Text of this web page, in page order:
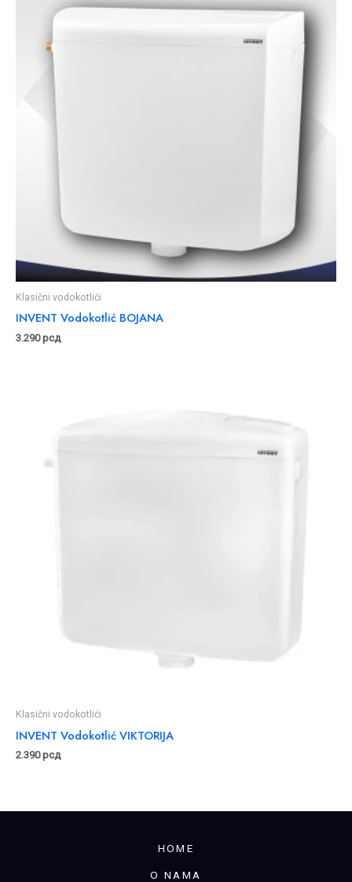
Klasični vodokotlići
INVENT Vodokotlić BOJANA
3.290рсд
Klasični vodokotlići
INVENT Vodokotlić VIKTORIJA
2.390рсд
HOME
O NAMA